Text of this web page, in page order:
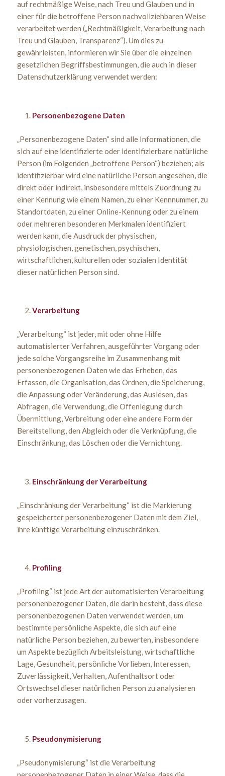
auf rechtmäßige Weise, nach Treu und Glauben und in
einer für die betroffene Person nachvollziehbaren Weise
verarbeitet werden („Rechtmäßigkeit, Verarbeitung nach
Treu und Glauben, Transparenz“). Um dies zu
gewährleisten, informieren wir Sie über die einzelnen
gesetzlichen Begriffsbestimmungen, die auch in dieser
Datenschutzerklärung verwendet werden:
Personenbezogene Daten
„Personenbezogene Daten“ sind alle Informationen, die
sich auf eine identifizierte oder identifizierbare natürliche
Person (im Folgenden „betroffene Person“) beziehen; als
identifizierbar wird eine natürliche Person angesehen, die
direkt oder indirekt, insbesondere mittels Zuordnung zu
einer Kennung wie einem Namen, zu einer Kennnummer, zu
Standortdaten, zu einer Online-Kennung oder zu einem
oder mehreren besonderen Merkmalen identifiziert
werden kann, die Ausdruck der physischen,
physiologischen, genetischen, psychischen,
wirtschaftlichen, kulturellen oder sozialen Identität
dieser natürlichen Person sind.
Verarbeitung
„Verarbeitung“ ist jeder, mit oder ohne Hilfe
automatisierter Verfahren, ausgeführter Vorgang oder
jede solche Vorgangsreihe im Zusammenhang mit
personenbezogenen Daten wie das Erheben, das
Erfassen, die Organisation, das Ordnen, die Speicherung,
die Anpassung oder Veränderung, das Auslesen, das
Abfragen, die Verwendung, die Offenlegung durch
Übermittlung, Verbreitung oder eine andere Form der
Bereitstellung, den Abgleich oder die Verknüpfung, die
Einschränkung, das Löschen oder die Vernichtung.
Einschränkung der Verarbeitung
„Einschränkung der Verarbeitung“ ist die Markierung
gespeicherter personenbezogener Daten mit dem Ziel,
ihre künftige Verarbeitung einzuschränken.
Profiling
„Profiling“ ist jede Art der automatisierten Verarbeitung
personenbezogener Daten, die darin besteht, dass diese
personenbezogenen Daten verwendet werden, um
bestimmte persönliche Aspekte, die sich auf eine
natürliche Person beziehen, zu bewerten, insbesondere
um Aspekte bezüglich Arbeitsleistung, wirtschaftliche
Lage, Gesundheit, persönliche Vorlieben, Interessen,
Zuverlässigkeit, Verhalten, Aufenthaltsort oder
Ortswechsel dieser natürlichen Person zu analysieren
oder vorherzusagen.
Pseudonymisierung
„Pseudonymisierung“ ist die Verarbeitung